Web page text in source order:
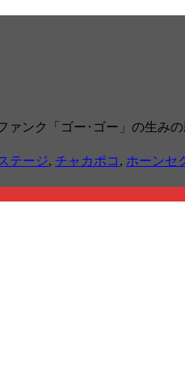
ンク「ゴー･ゴー」の生みの
テージ, チャカポコ , ホーンセ